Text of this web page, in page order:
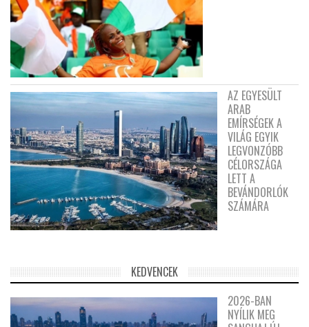
AZ EGYESÜLT
ARAB
EMÍRSÉGEK A
VILÁG EGYIK
LEGVONZÓBB
CÉLORSZÁGA
LETT A
BEVÁNDORLÓK
SZÁMÁRA
KEDVENCEK
2026-BAN
NYÍLIK MEG